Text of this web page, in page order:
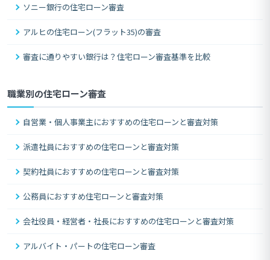
ソニー銀行の住宅ローン審査
アルヒの住宅ローン(フラット35)の審査
審査に通りやすい銀行は？住宅ローン審査基準を比較
職業別の住宅ローン審査
自営業・個人事業主におすすめの住宅ローンと審査対策
派遣社員におすすめの住宅ローンと審査対策
契約社員におすすめの住宅ローンと審査対策
公務員におすすめ住宅ローンと審査対策
会社役員・経営者・社長におすすめの住宅ローンと審査対策
アルバイト・パートの住宅ローン審査